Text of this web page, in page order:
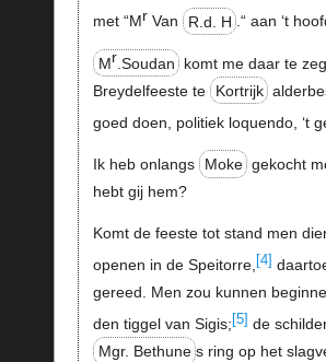
met “Mr Van R.d. H .“ aan ‘t
Mr .Soudan
komt me daar te
Breydelfeeste te
Kortrijk
goed doen, politiek loquendo, ‘t
Ik heb onlangs Moke gekocht
hebt gij hem?
Komt de feeste tot stand men
openen in de Speitorre, [4]
gereed. Men zou kunnen
den tiggel van Sigis; [5] de
Mgr. Bethune s ring op het